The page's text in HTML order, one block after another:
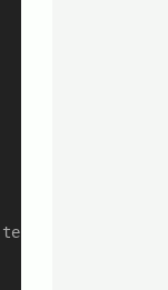
cat test3.txt |